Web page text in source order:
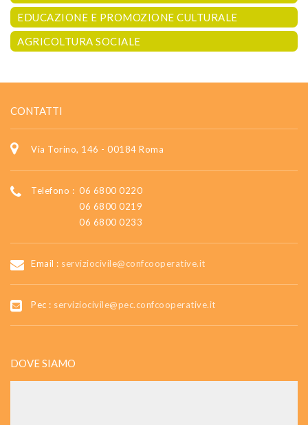
EDUCAZIONE E PROMOZIONE CULTURALE
AGRICOLTURA SOCIALE
CONTATTI
Via Torino, 146 - 00184 Roma
Telefono : 06 6800 0220
06 6800 0219
06 6800 0233
Email : serviziocivile@confcooperative.it
Pec : serviziocivile@pec.confcooperative.it
DOVE SIAMO